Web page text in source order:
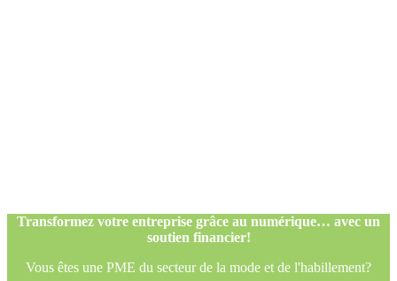
Transformez votre entreprise grâce au numérique… avec un
soutien financier!
Vous êtes une PME du secteur de la mode et de l'habillement?